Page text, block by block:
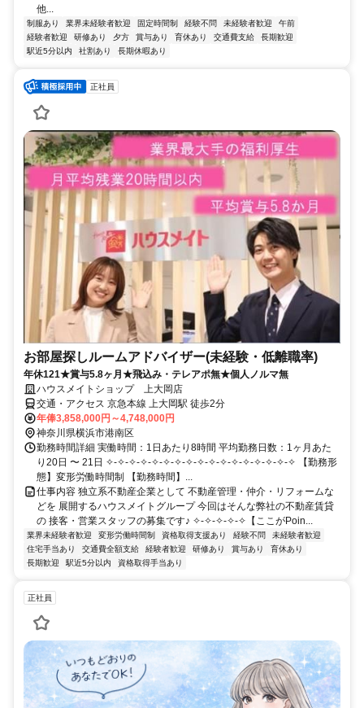
他...
制服あり 業界未経験者歓迎 固定時間制 経験不問 未経験者歓迎
午前
経験者歓迎
研修あり 夕方 賞与あり 育休あり 交通費支給
長期歓迎
駅近5分以内
社割あり 長期休暇あり
正社員
お部屋探しルームアドバイザー(未経験・低離職率)
年休121★賞与5.8ヶ月★飛込み・テレアポ無★個人ノルマ無
ハウスメイトショップ 上大岡店
交通・アクセス 京急本線 上大岡駅 徒歩2分
年俸3,858,000円～4,748,000円
神奈川県横浜市港南区
勤務時間詳細 実働時間：1日あたり8時間 平均勤務日数：1ヶ月あた
り20日 〜 21日 ✧-✧-✧-✧-✧-✧-✧-✧-✧-✧-✧-✧-✧-✧-✧-✧-✧ 【勤務形
態】変形労働時間制 【勤務時間】...
仕事内容 独立系不動産企業として 不動産管理・仲介・リフォームな
どを 展開するハウスメイトグループ 今回はそんな弊社の不動産賃貸
の 接客・営業スタッフの募集です♪ ✧-✧-✧-✧-✧【ここがPoin...
業界未経験者歓迎 変形労働時間制 資格取得支援あり 経験不問
未経験者歓迎
住宅手当あり
交通費全額支給 経験者歓迎 研修あり 賞与あり
育休あり
長期歓迎
駅近5分以内 資格取得手当あり
正社員